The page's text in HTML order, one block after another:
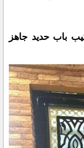
باب حديد جاهز